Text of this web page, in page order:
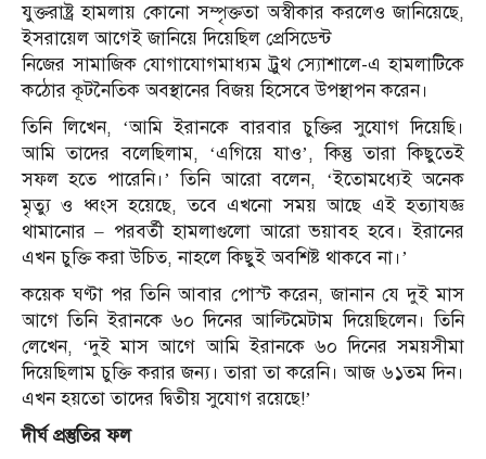
যুক্তরাষ্ট্র হামলায় কোনো সম্পৃক্ততা অস্বীকার করলেও জানিয়েছে,
ইসরায়েল আগেই জানিয়ে দিয়েছিল প্রেসিডেন্ট
নিজের সামাজিক যোগাযোগমাধ্যম ট্রুথ স্যোশালে-এ হামলাটিকে
কঠোর কূটনৈতিক অবস্থানের বিজয় হিসেবে উপস্থাপন করেন।
তিনি লিখেন, ‘আমি ইরানকে বারবার চুক্তির সুযোগ দিয়েছি।
আমি তাদের বলেছিলাম, ‘এগিয়ে যাও’, কিন্তু তারা কিছুতেই
সফল হতে পারেনি।’ তিনি আরো বলেন, ‘ইতোমধ্যেই অনেক
মৃত্যু ও ধ্বংস হয়েছে, তবে এখনো সময় আছে এই হত্যাযজ্ঞ
থামানোর – পরবর্তী হামলাগুলো আরো ভয়াবহ হবে। ইরানের
এখন চুক্তি করা উচিত, নাহলে কিছুই অবশিষ্ট থাকবে না।’
কয়েক ঘণ্টা পর তিনি আবার পোস্ট করেন, জানান যে দুই মাস
আগে তিনি ইরানকে ৬০ দিনের আল্টিমেটাম দিয়েছিলেন। তিনি
লেখেন, ‘দুই মাস আগে আমি ইরানকে ৬০ দিনের সময়সীমা
দিয়েছিলাম চুক্তি করার জন্য। তারা তা করেনি। আজ ৬১তম দিন।
এখন হয়তো তাদের দ্বিতীয় সুযোগ রয়েছে!’
দীর্ঘ প্রস্তুতির ফল